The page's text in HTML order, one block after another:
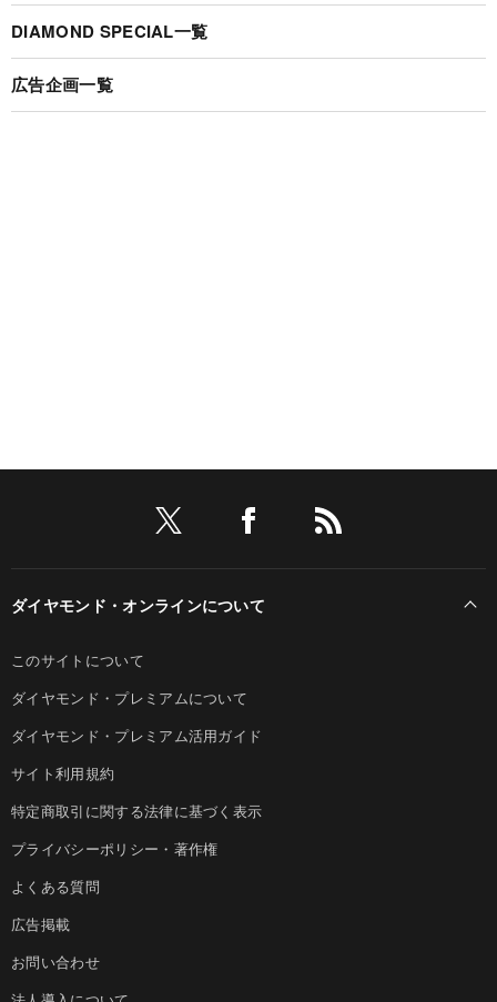
DIAMOND SPECIAL一覧
広告企画一覧
ダイヤモンド・オンラインについて
このサイトについて
ダイヤモンド・プレミアムについて
ダイヤモンド・プレミアム活用ガイド
サイト利用規約
特定商取引に関する法律に基づく表示
プライバシーポリシー・著作権
よくある質問
広告掲載
お問い合わせ